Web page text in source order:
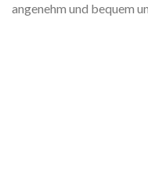
angenehm und bequem